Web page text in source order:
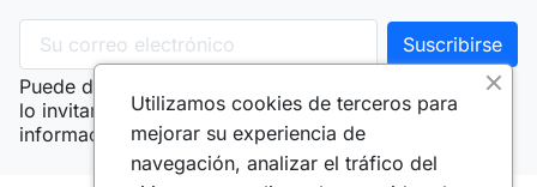
Puede darse de baja en cualquier momento. Por ello,
lo invitamos a ver nuestro aviso de privacidad e
información de contacto.
Utilizamos cookies de terceros para
mejorar su experiencia de
navegación, analizar el tráfico del